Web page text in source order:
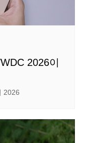
2026이
2026